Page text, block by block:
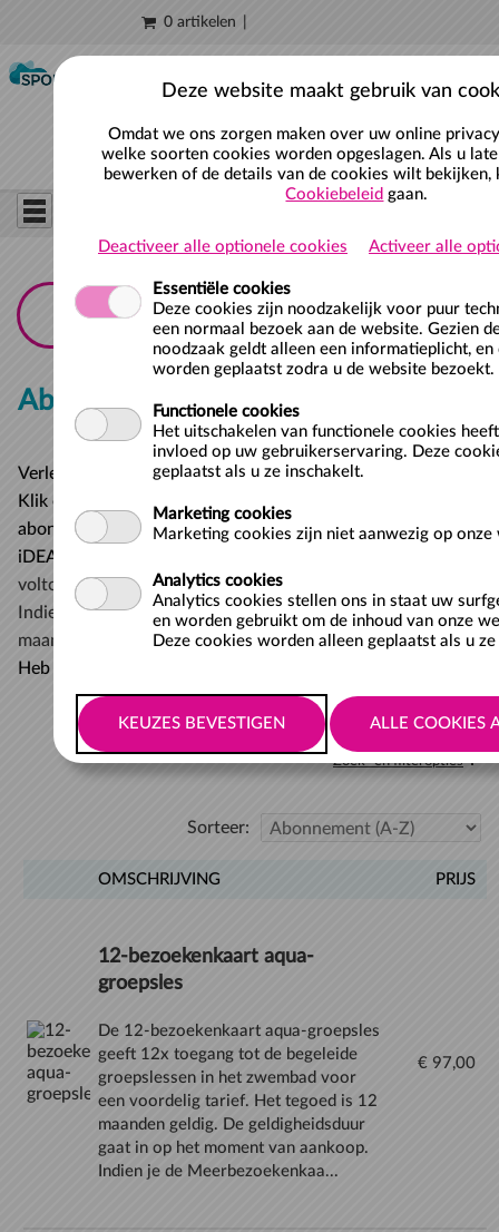
Naar hoofdinhoud
0 artikelen
Abonnement
Verleng
je maandabonnement.
Klik op "Mijn abonnementen", kies dan het juiste
abonnement en dan op "verlengen". Reken af met
iDEAL.
voltooien van de betaling verlengd en actief.
Indien het om de eerste zwemles gaat, reken je je eerste
maandabonnement af bij de receptie van het zwembad.
Heb je vragen, neem dan contact op met het zwembad.
Zoek- en filteropties
Sorteer:
OMSCHRIJVING PRIJS
12-bezoekenkaart aqua-
groepsles
De 12-bezoekenkaart aqua-groepsles
geeft 12x toegang tot de begeleide
groepslessen in het zwembad voor
een voordelig tarief. Het tegoed is 12
maanden geldig. De geldigheidsduur
gaat in op het moment van aankoop.
Indien je de Meerbezoekenkaa...
€ 97,00
Deze website maakt gebruik van
Omdat we ons zorgen maken over uw online
welke soorten cookies worden opgeslagen. Als u
bewerken of de details van de cookies wilt bekijken,
Cookiebeleid gaan.
Deactiveer alle optionele cookies Activeer alle
Essentiële cookies
Deze cookies zijn noodzakelijk voor puur
een normaal bezoek aan de website. Gezien
noodzaak geldt alleen een informatieplicht, en
worden geplaatst zodra u de website bezoekt.
Functionele cookies
Het uitschakelen van functionele cookies
invloed op uw gebruikerservaring. Deze
geplaatst als u ze inschakelt.
Marketing cookies
Marketing cookies zijn niet aanwezig op onze
Analytics cookies
Analytics cookies stellen ons in staat uw
en worden gebruikt om de inhoud van onze
Deze cookies worden alleen geplaatst als u